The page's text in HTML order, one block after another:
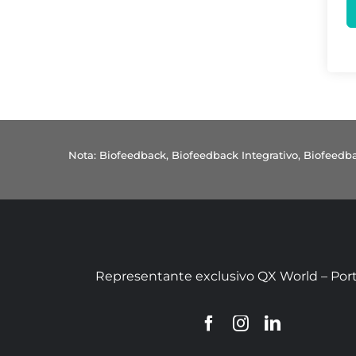
Nota: Biofeedback, Biofeedback Integrativo,
Representante exclusivo QX World –